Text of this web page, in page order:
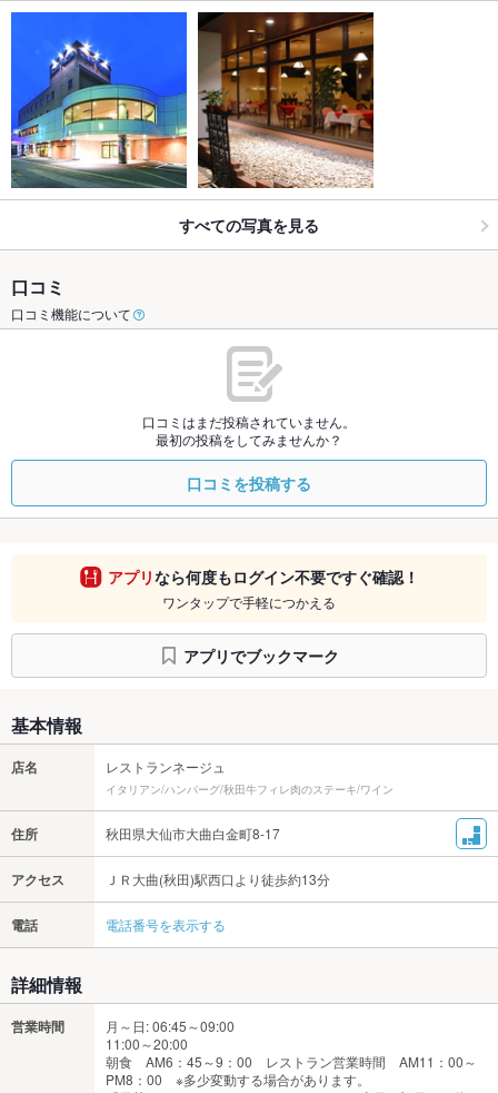
すべての写真を見る
口コミ
口コミ機能について
口コミはまだ投稿されていません。
最初の投稿をしてみませんか？
口コミを投稿する
アプリなら何度もログイン不要ですぐ確認！
ワンタップで手軽につかえる
アプリでブックマーク
基本情報
店名 レストランネージュ
イタリアン/ハンバーグ/秋田牛フィレ肉のステーキ/ワイン
住所 秋田県大仙市大曲白金町8-17
アクセス ＪＲ大曲(秋田)駅西口より徒歩約13分
電話 電話番号を表示する
詳細情報
営業時間
月～日: 06:45～09:00
11:00～20:00
朝食 AM6：45～9：00 レストラン営業時間 AM11：00～
PM8：00 ※多少変動する場合があります。